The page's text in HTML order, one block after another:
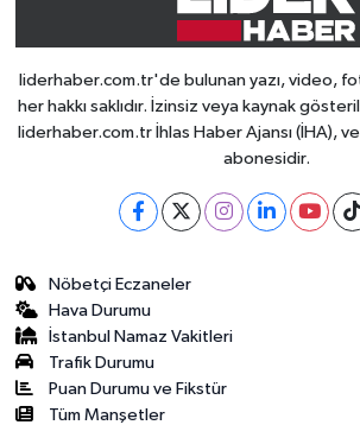
liderhaber.com.tr'de bulunan yazı, video,
her hakkı saklıdır. İzinsiz veya kaynak
liderhaber.com.tr İhlas Haber Ajansı (İHA),
abonesidir.
Nöbetçi Eczaneler
Hava Durumu
İstanbul Namaz Vakitleri
Trafik Durumu
Puan Durumu ve Fikstür
Tüm Manşetler